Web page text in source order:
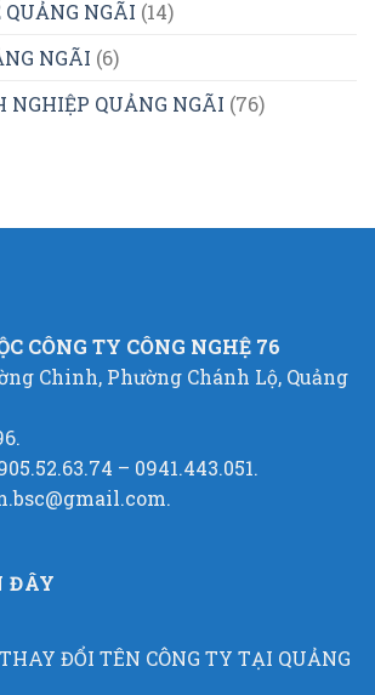
NGÃI (14)
NGÃI (6)
NGHIỆP QUẢNG NGÃI (76)
CÔNG TY CÔNG NGHỆ 76
Chinh, Phường Chánh Lộ, Quảng
– 0941.443.051.
ĐÂY
ĐỔI TÊN CÔNG TY TẠI QUẢNG